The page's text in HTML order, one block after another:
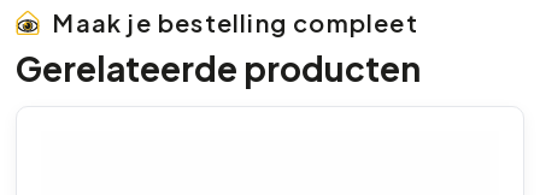
Maak je bestelling compleet
Gerelateerde producten